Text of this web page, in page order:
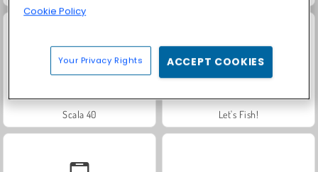
Scala 40 Let's Fish!
Cookie Policy
Your Privacy Rights ACCEPT COOKIES